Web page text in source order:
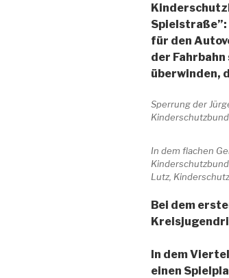
für den
der
überwinden,
Sperrung der
In dem flachen
Lutz,
Bei dem
In dem
einen